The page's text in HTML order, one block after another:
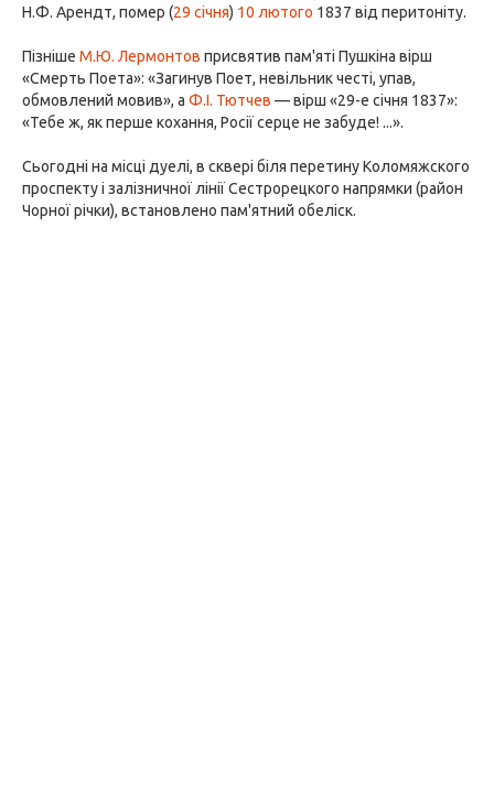
Н.Ф. Арендт, помер (29 січня) 10 лютого 1837 від перитоніту.
Пізніше М.Ю. Лермонтов присвятив пам'яті Пушкіна вірш
«Смерть Поета»: «Загинув Поет, невільник честі, упав,
обмовлений мовив», а Ф.І. Тютчев — вірш «29-е січня 1837»:
«Тебе ж, як перше кохання, Росії серце не забуде! ...».
Сьогодні на місці дуелі, в сквері біля перетину Коломяжского
проспекту і залізничної лінії Сестрорецкого напрямки (район
Чорної річки), встановлено пам'ятний обеліск.